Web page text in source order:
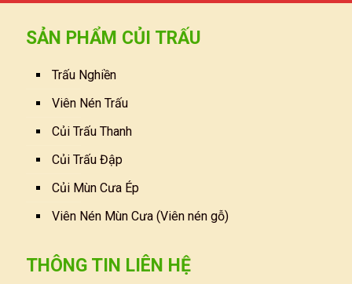
SẢN PHẨM CỦI TRẤU
Trấu Nghiền
Viên Nén Trấu
Củi Trấu Thanh
Củi Trấu Đập
Củi Mùn Cưa Ép
Viên Nén Mùn Cưa (Viên nén gỗ)
THÔNG TIN LIÊN HỆ